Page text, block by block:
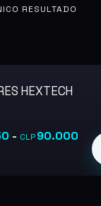
RESULTADO
HEXTECH
- CLP 90.000